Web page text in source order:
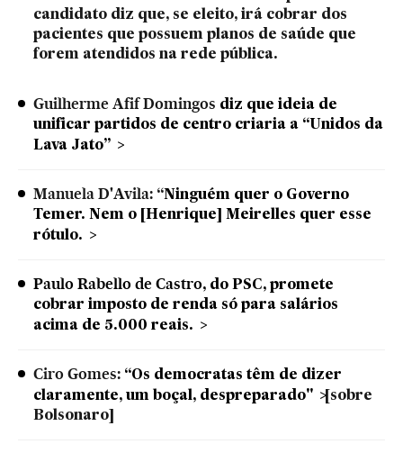
candidato diz que, se eleito, irá cobrar dos
pacientes que possuem planos de saúde que
forem atendidos na rede pública.
Guilherme Afif Domingos diz que ideia de
unificar partidos de centro criaria a “Unidos da
Lava Jato”
Manuela D'Avila: “Ninguém quer o Governo
Temer. Nem o [Henrique] Meirelles quer esse
rótulo.
Paulo Rabello de Castro, do PSC, promete
cobrar imposto de renda só para salários
acima de 5.000 reais.
Ciro Gomes: “Os democratas têm de dizer
claramente, um boçal, despreparado" [sobre
Bolsonaro]